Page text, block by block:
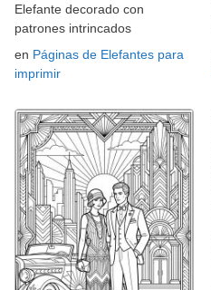
Elefante decorado con
patrones intrincados
en Páginas de Elefantes para
imprimir